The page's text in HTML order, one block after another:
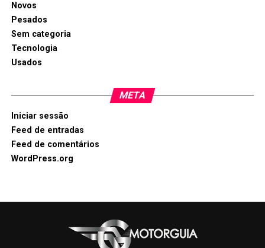
Novos
Pesados
Sem categoria
Tecnologia
Usados
META
Iniciar sessão
Feed de entradas
Feed de comentários
WordPress.org